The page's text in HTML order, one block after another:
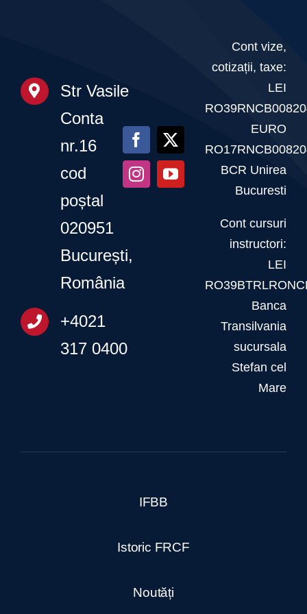
CURSURI
Str Vasile
Conta
nr.16
cod
poștal
020951
București,
România
+4021
317 0400
Cont vize,
cotizații, taxe:
LEI
EURO
BCR Unirea
Bucuresti
Cont cursuri
instructori:
LEI
Banca
Transilvania
sucursala
Stefan cel
Mare
IFBB
Istoric FRCF
Noutăți